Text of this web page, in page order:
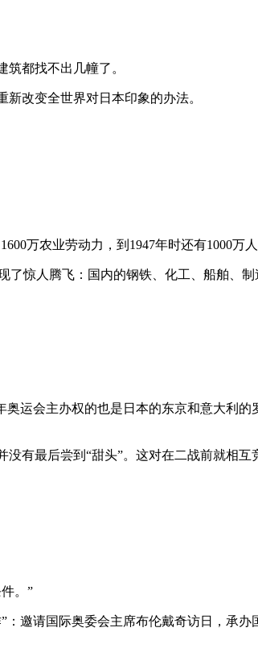
都找不出几幢了。
改变全世界对日本印象的办法。
万农业劳动力，到1947年时还有1000万
惊人腾飞：国内的钢铁、化工、船舶、制
奥运会主办权的也是日本的东京和意大利
有最后尝到“甜头”。这对在二战前就相互
。”
邀请国际奥委会主席布伦戴奇访日，承办